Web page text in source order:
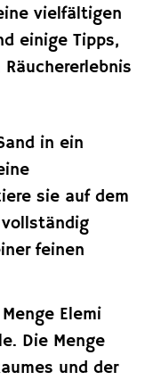
vielfältigen
einige Tipps,
in ein
sie auf dem
feinen
Elemi
Die Menge
und der